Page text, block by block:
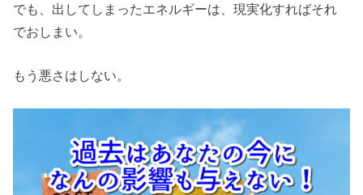
でも、出してしまったエネルギーは、現実化すればそれ
でおしまい。
もう悪さはしない。